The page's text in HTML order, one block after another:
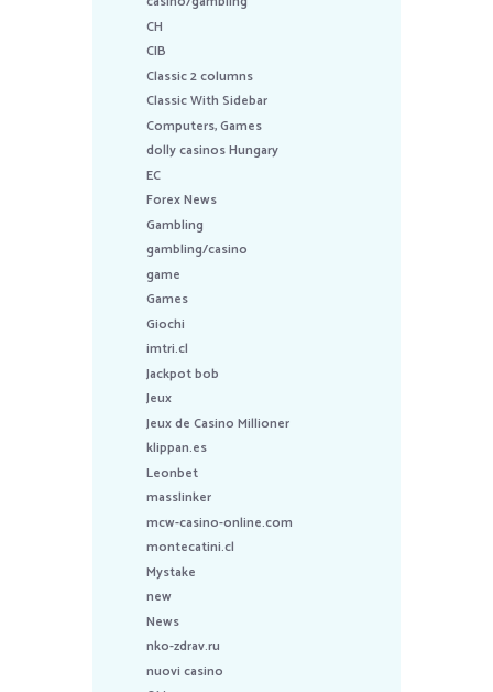
CH
CIB
Classic 2 columns
Classic With Sidebar
Computers, Games
dolly casinos Hungary
EC
Forex News
Gambling
gambling/casino
game
Games
Giochi
imtri.cl
Jackpot bob
Jeux
Jeux de Casino Millioner
klippan.es
Leonbet
masslinker
mcw-casino-online.com
montecatini.cl
Mystake
new
News
nko-zdrav.ru
nuovi casino